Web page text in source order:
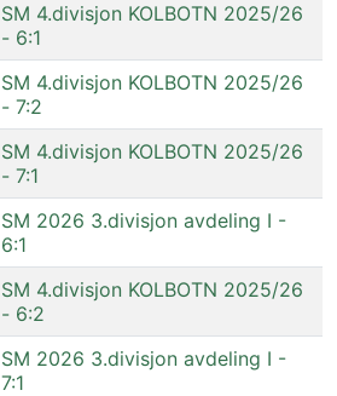
SM 4.divisjon KOLBOTN 2025/26
- 6:1
SM 4.divisjon KOLBOTN 2025/26
- 7:2
SM 4.divisjon KOLBOTN 2025/26
- 7:1
SM 2026 3.divisjon avdeling I -
6:1
SM 4.divisjon KOLBOTN 2025/26
- 6:2
SM 2026 3.divisjon avdeling I -
7:1